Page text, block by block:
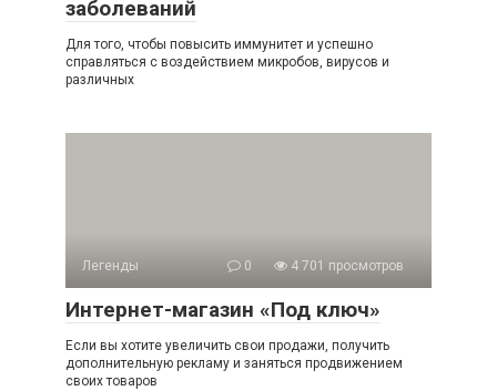
заболеваний
Для того, чтобы повысить иммунитет и успешно
справляться с воздействием микробов, вирусов и
различных
Легенды 0 4 701 просмотров
Интернет-магазин «Под ключ»
Если вы хотите увеличить свои продажи, получить
дополнительную рекламу и заняться продвижением
своих товаров